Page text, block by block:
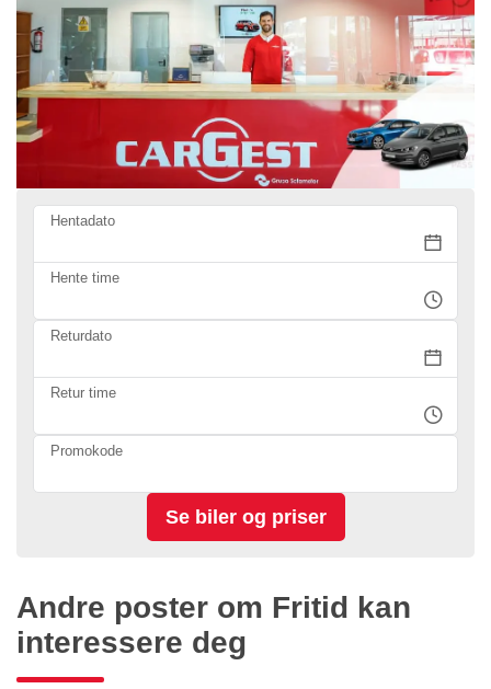
Hentadato
Hente time
Returdato
Retur time
Promokode
Andre poster om Fritid kan
interessere deg